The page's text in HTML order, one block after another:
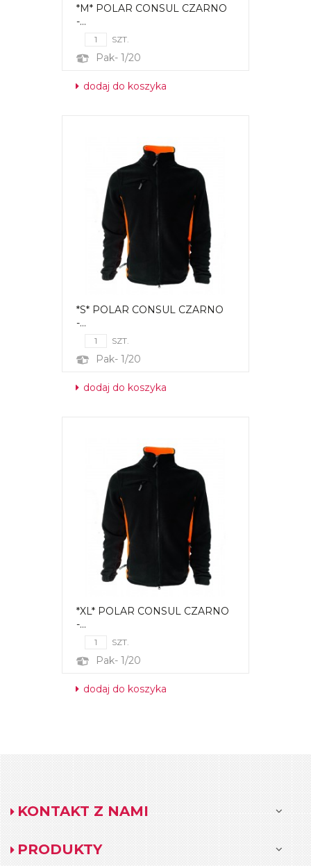
*M* POLAR CONSUL CZARNO
-...
SZT.
Pak- 1/20
dodaj do koszyka
*S* POLAR CONSUL CZARNO
-...
SZT.
Pak- 1/20
dodaj do koszyka
*XL* POLAR CONSUL CZARNO
-...
SZT.
Pak- 1/20
dodaj do koszyka
KONTAKT Z NAMI
PRODUKTY